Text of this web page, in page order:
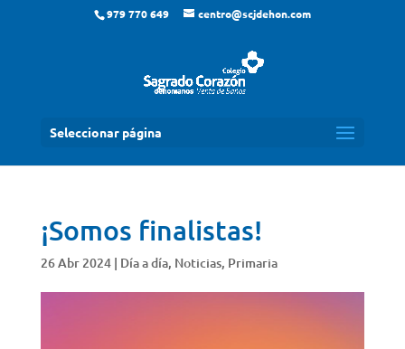
979 770 649 centro@scjdehon.com
Seleccionar página
¡Somos finalistas!
26 Abr 2024| Día a día, Noticias, Primaria